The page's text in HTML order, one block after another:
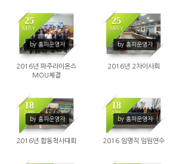
25
MAY
by 홈피운영자
1343
2016년 파주라이온스
MOU체결
25
MAY
by 홈피운영자
1410
2016년 2차이사회
18
APR
by 홈피운영자
1445
2016년 합동척사대회
18
APR
by 홈피운영자
1394
2016 임명직 임원연수